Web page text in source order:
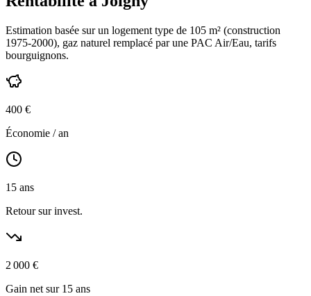
Estimation basée sur un logement type de 105 m² (construction
1975-2000), gaz naturel remplacé par une PAC Air/Eau, tarifs
bourguignons.
400 €
Économie / an
15 ans
Retour sur invest.
2 000 €
Gain net sur 15 ans